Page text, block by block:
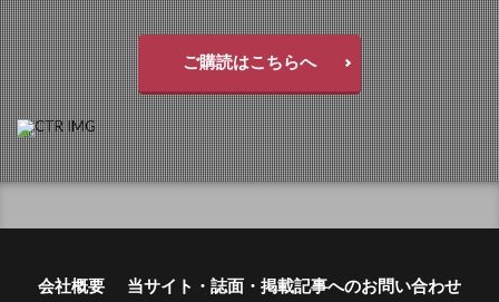
ご購読はこちらへ
会社概要 当サイト・誌面・掲載記事へのお問い合わせ